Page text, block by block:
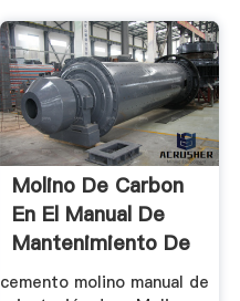
Molino De Carbon
En El Manual De
Mantenimiento De
La ...
cemento molino manual de